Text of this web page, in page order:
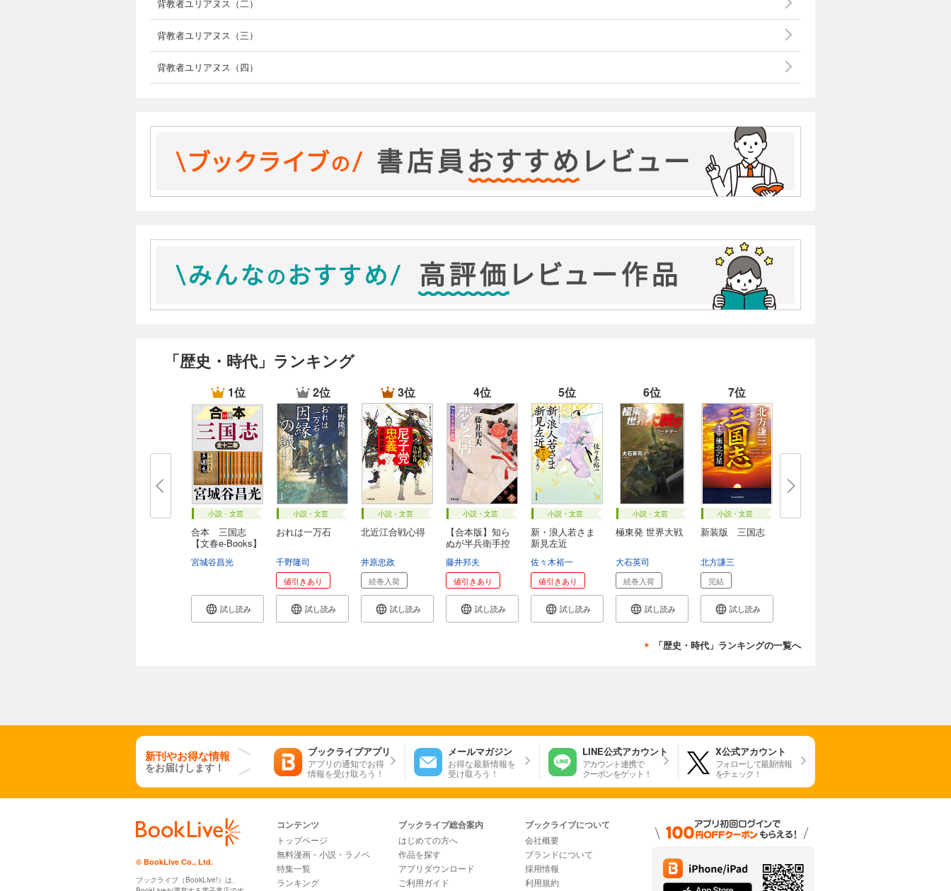
ユリアヌスは葡萄相場を仕切る商人や役人たちが収穫量を減らすために葡萄畑を焼き払うことを知っている。市井の人々は一杯の葡萄酒
を唯一の楽しみとし、それを巡っての争いもある。しかし取り仕切る人たちは自分たちが儲けるために手荒い真似をする。
そんな学びを行っていたユリアヌスだが、ガルスを排除したキリスト教派の次の標的はまさしく彼だった。処刑の危険に晒されるユリア
ヌスに運命のような出会いが訪れる。皇帝コンスタンティウス二世の皇后エウセビアだ。
ユリアヌスの母のバシリナの明るさ。
軽業師の花形ディアが身分違いのユリアヌスに向けるまっすぐな想い。
そして皇帝コンスタンティウス二世の皇后エウセビアは、酷薄なコンスタンティウス帝を唯一動かせる妻で、性格も前向き、政治手腕
ちょうどその頃、ガリア地方（現在のフランスとかベルギーとか辺り）ではゲルマン人との戦闘が起こっていた。皇帝コンスタンティウ
ス二世はユリアヌスと自分の妹ヘレナを結婚させ、副帝としてガリア地方反乱の抑えとして赴任させることにする。
恋する皇后エウセビアは苦しさのあまりに政治どころでなくなる。その隙をつき、大司祭エウセビウスとその一派はユリアヌスを失敗さ
せるために、自分の派閥の人間をユリアヌスの周りに配置する。
指示の失敗で軍隊が混乱したときに、自分の失策を認めて反省と更なる向上を使ったうえで「しかし兵の一人ひとりが自分と一心同体に
なり、自分の意志を読み取ってくれ！そうすれば等しく正しい動きができるはずだ！」と真摯に語りかける。
兵士たちは、経験もなく年も若く力も弱そうで、大帝の親族とは言え政治的には傍流であるユリアヌスの直接の言葉に、それまでの指揮
官とは違ったものを感じ取った。
そしてユリアヌスは、ガリア地方を任されたからには「ガリア人の幸福」のための政治を行わなければならないと思っていた。これもい
ままでの指揮官とは違う考えだ。
＜この若い副帝は、そうしたことを辛い境遇のなかで知らされながらも、なお人間本来の夢のような理想に憧れている。（中略）
人間が地上に生まれて、ただ一回きりの性をしか生きられないのなら、人間が果たせぬ夢と思い描いたこの美しい夢をどうして描かずに
済ますことができるのだろう。あるいは、こうして夢を見続けた人間があるからこそ、ローマ帝国はこのように普遍の正義を保ち得たの
かもしれぬ。（Ｐ385）＞
ユリアヌスは政治的には傍流だったために、むしろローマ帝国のあちらこちらに行ったり、勉学に励むことができた。そこで自分なりの
宗教や政治の考えを持ち、自分で友人を選ぶこともできた。
このころのユリアヌスの宗教に対する考えは、キリスト教は人間に向いていて、ギリシャ・ローマなど他の神々は儀式や祈りだけ。しか
しそんなキリスト教を信仰する人々は、政治的利用であり人々のことを考えておらず、自分の栄誉のために人を貶め蔑ろにする。
ギリシャ・ローマの神々は、昔からこの地にいた。それが急で強引なキリスト教布教により神々が消え去ることなどないだろう。（キリ
るときにそのようなものが何の役に立ちましょうか。キリスト教はただ真実だけで飾ることをしないのです。」
そしてアルプスを通り、ガリアとの辺境レーヌス河（ライン川）を越えてゆく旅路でユリアヌスはその地方の光景に天啓を受けた心地に
ついにゲルマン人との戦闘が始まる。激しい戦闘。だがユリアヌスと兵士たちは一体となり乗り越えたのだった。
背教者ユリアヌス（二）
背教者ユリアヌス（三）
背教者ユリアヌス（四）
「歴史・時代」ランキング
1位
小説・文芸
合本 三国志
【文春e-Books】
宮城谷昌光
試し読み
2位
小説・文芸
おれは一万石
千野隆司
値引きあり
試し読み
3位
小説・文芸
北近江合戦心得
井原忠政
続巻入荷
試し読み
4位
小説・文芸
【合本版】知ら
ぬが半兵衛手控
藤井邦夫
値引きあり
試し読み
5位
小説・文芸
新・浪人若さま
新見左近
佐々木裕一
値引きあり
試し読み
6位
小説・文芸
極東発 世界大戦
大石英司
続巻入荷
試し読み
7位
小説・文芸
新装版 三国志
北方謙三
完結
試し読み
「歴史・時代」ランキングの一覧へ
新刊やお得な情報
をお届けします！
ブックライブアプリ
アプリの通知でお得
情報を受け取ろう！
メールマガジン
お得な最新情報を
受け取ろう！
LINE公式アカウント
アカウント連携で
クーポンをゲット！
X公式アカウント
フォローして最新情報
をチェック！
© BookLive Co., Ltd.
ブックライブ（BookLive!）は、
コンテンツ
トップページ
無料漫画・小説・ラノベ
特集一覧
ランキング
ブックライブ総合案内
はじめての方へ
作品を探す
アプリダウンロード
ご利用ガイド
ブックライブについて
会社概要
ブランドについて
採用情報
利用規約